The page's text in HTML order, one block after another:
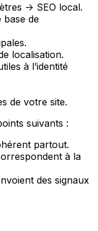
-> SEO local.
base de
localisation.
à l’identité
de votre site.
suivants :
partout.
à la
des signaux